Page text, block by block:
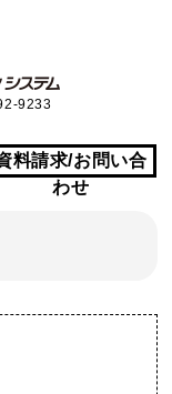
9233
料請求/お問い合
わせ